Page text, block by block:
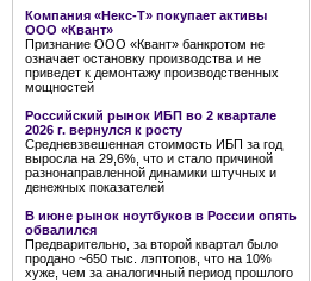
Компания «Некс-Т» покупает активы
ООО «Квант»
Признание ООО «Квант» банкротом не
означает остановку производства и не
приведет к демонтажу производственных
мощностей
Российский рынок ИБП во 2 квартале
2026 г. вернулся к росту
Средневзвешенная стоимость ИБП за год
выросла на 29,6%, что и стало причиной
разнонаправленной динамики штучных и
денежных показателей
В июне рынок ноутбуков в России опять
обвалился
Предварительно, за второй квартал было
продано ~650 тыс. лэптопов, что на 10%
хуже, чем за аналогичный период прошлого